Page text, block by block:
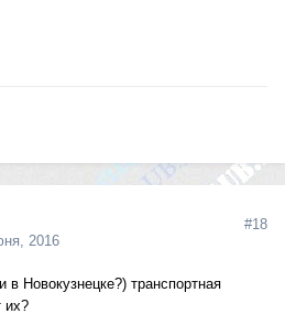
2016
#18
Новокузнецке?) транспортная
их?